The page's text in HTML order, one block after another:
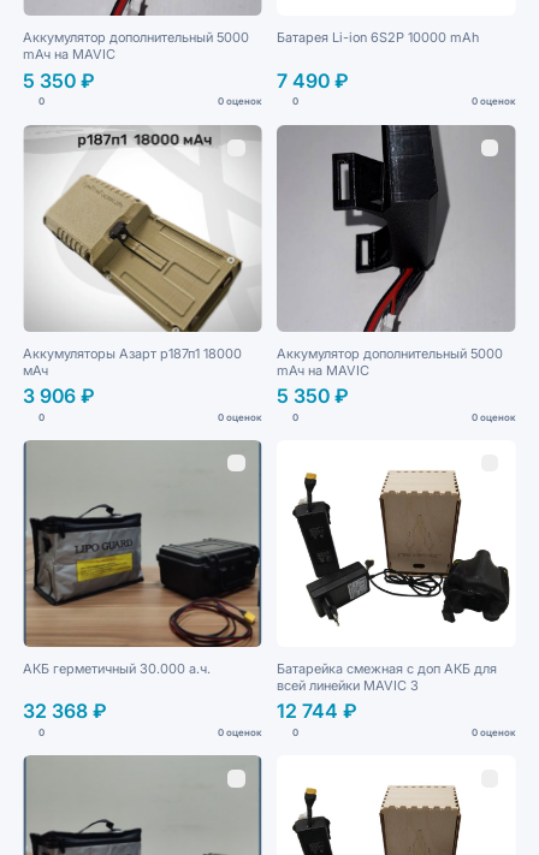
Аккумулятор дополнительный 5000
mАч на MAVIС
5 350 ₽
0 0 оценок
Батарея Li-ion 6S2P 10000 mAh
7 490 ₽
0 0 оценок
Аккумуляторы Азарт р187п1 18000
мАч
3 906 ₽
0 0 оценок
Аккумулятор дополнительный 5000
mАч на MAVIС
5 350 ₽
0 0 оценок
АКБ герметичный 30.000 а.ч.
32 368 ₽
0 0 оценок
Батарейка смежная с доп АКБ для
всей линейки MAVIС 3
12 744 ₽
0 0 оценок